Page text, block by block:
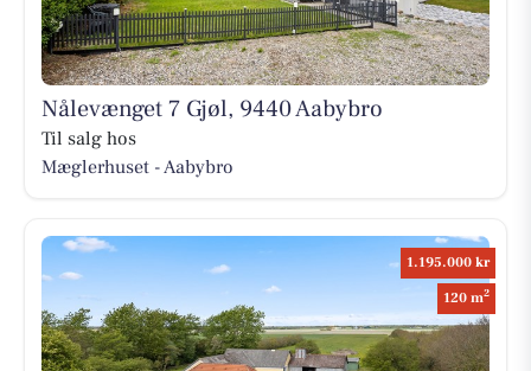
Nålevænget 7 Gjøl, 9440 Aabybro
Til salg hos
Mæglerhuset - Aabybro
1.195.000 kr
120 m2